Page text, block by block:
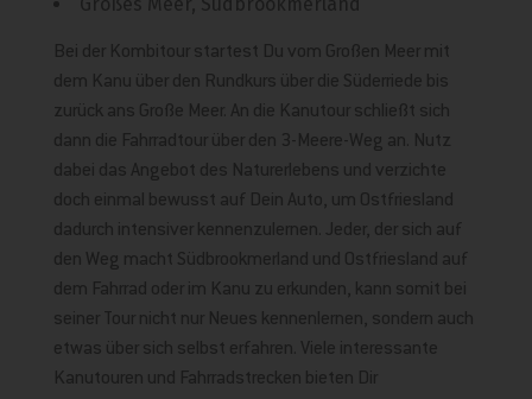
Bei der Kombitour startest Du vom Großen Meer mit
dem Kanu über den Rundkurs über die Süderriede bis
zurück ans Große Meer. An die Kanutour schließt sich
dann die Fahrradtour über den 3-Meere-Weg an. Nutz
dabei das Angebot des Naturerlebens und verzichte
doch einmal bewusst auf Dein Auto, um Ostfriesland
dadurch intensiver kennenzulernen. Jeder, der sich auf
den Weg macht Südbrookmerland und Ostfriesland auf
dem Fahrrad oder im Kanu zu erkunden, kann somit bei
seiner Tour nicht nur Neues kennenlernen, sondern auch
etwas über sich selbst erfahren. Viele interessante
Kanutouren und Fahrradstrecken bieten Dir